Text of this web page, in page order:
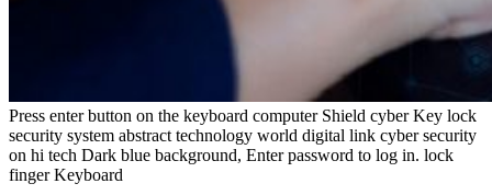
Press enter button on the keyboard computer Shield cyber Key lock
security system abstract technology world digital link cyber security
on hi tech Dark blue background, Enter password to log in. lock
finger Keyboard